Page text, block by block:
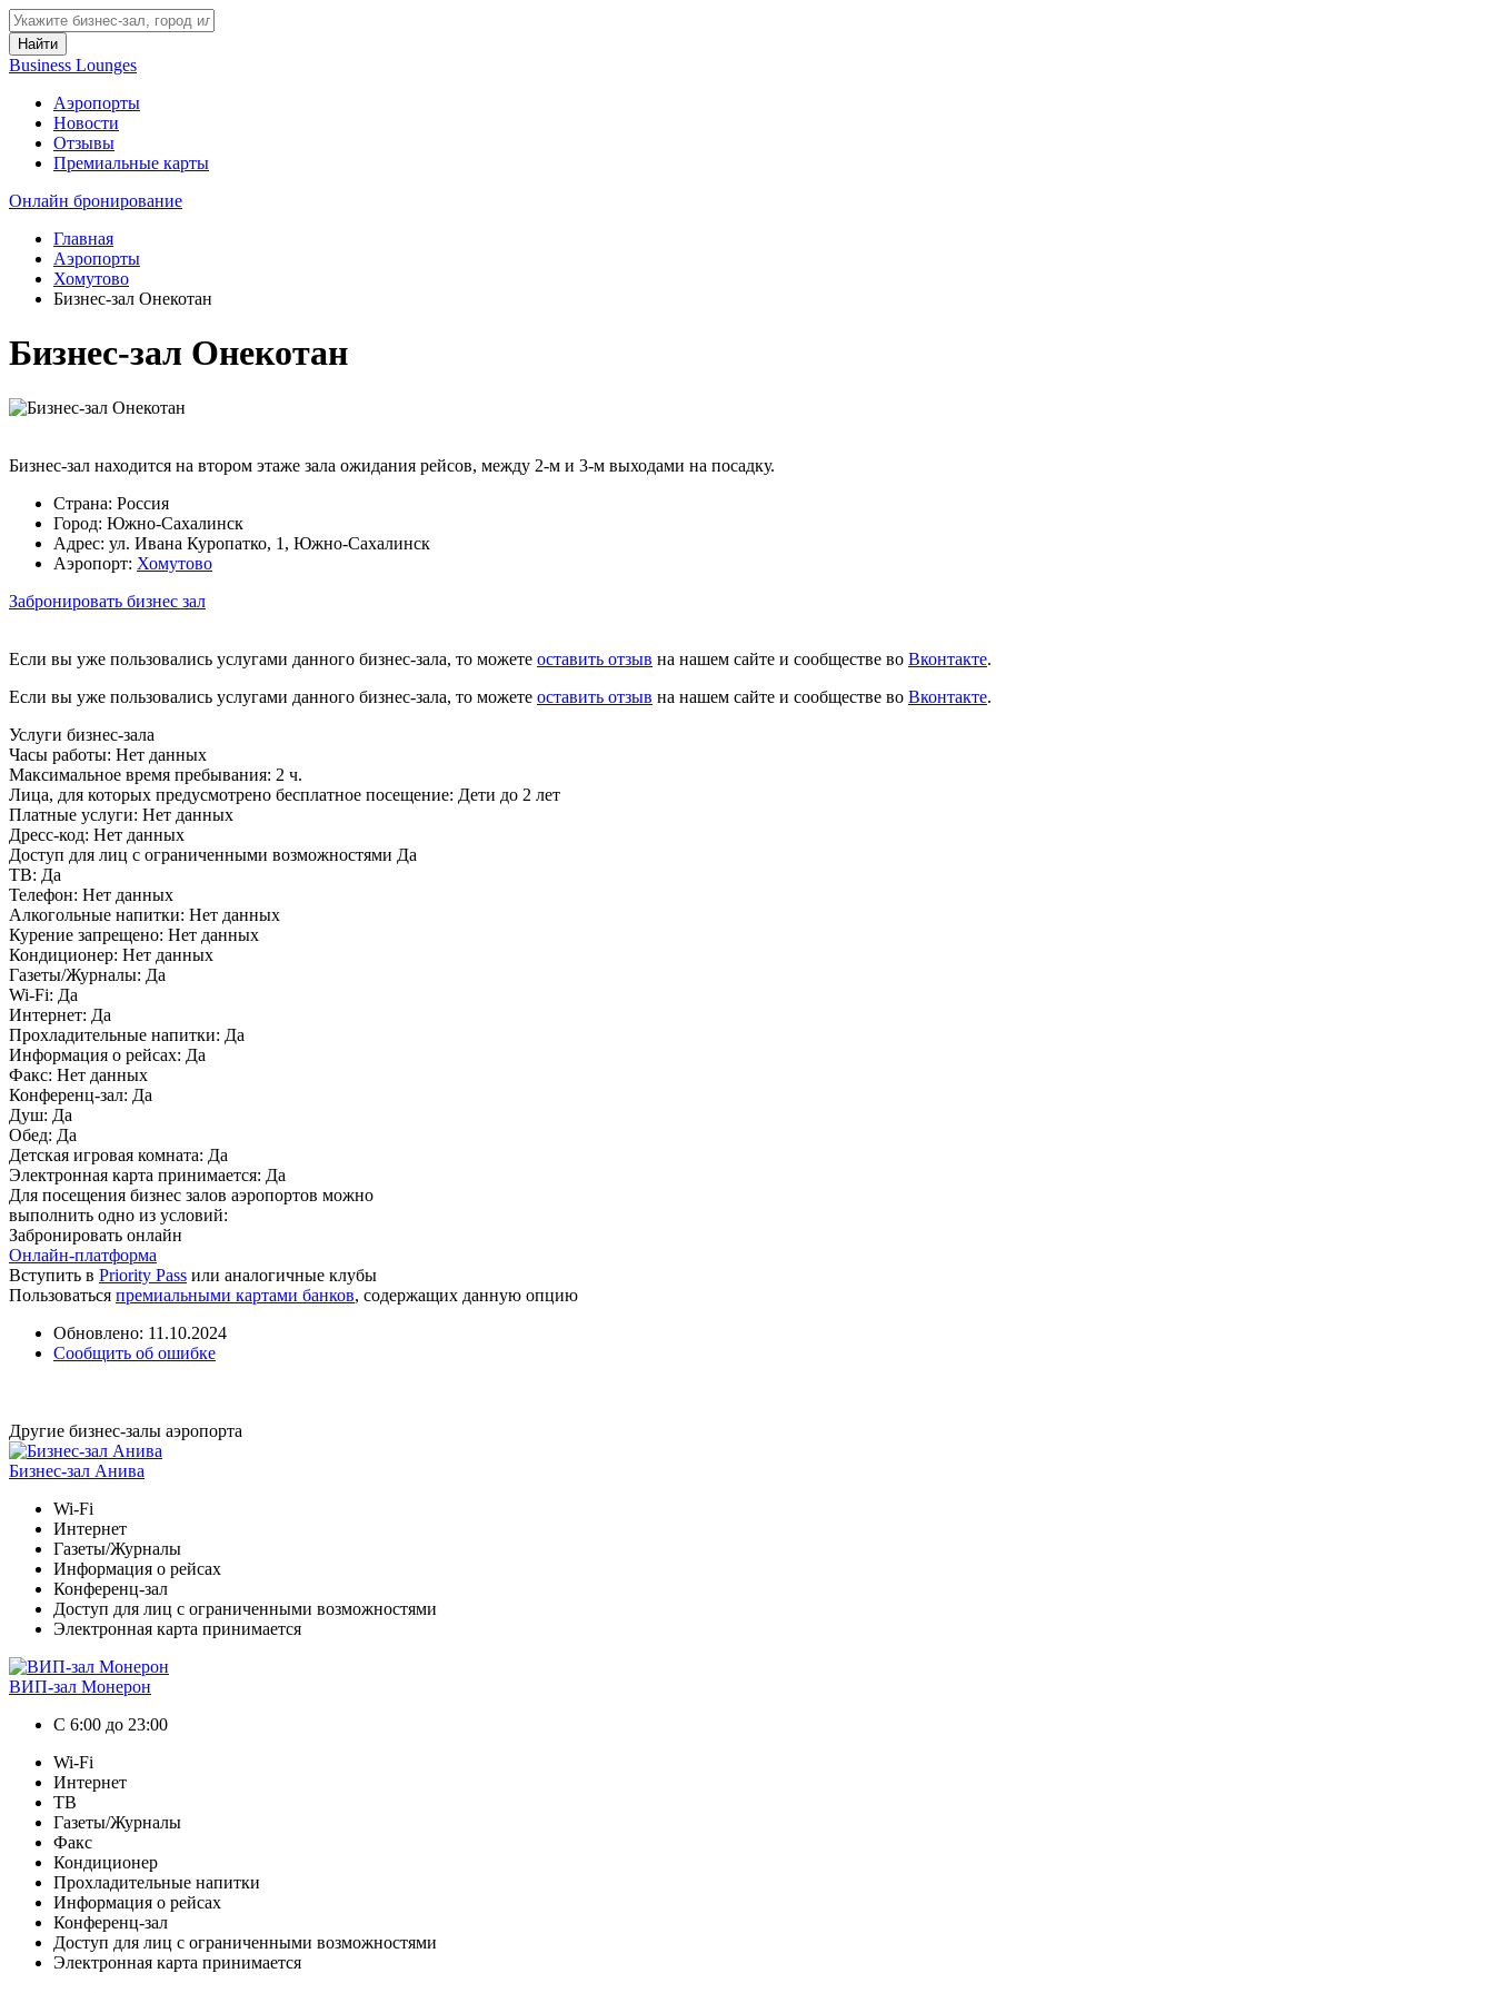
Найти
Business Lounges
Аэропорты
Новости
Отзывы
Премиальные карты
Онлайн бронирование
Главная
Аэропорты
Хомутово
Бизнес-зал Онекотан
Бизнес-зал Онекотан
Бизнес-зал находится на втором этаже зала ожидания рейсов, между 2-м и 3-м выходами на посадку.
Страна: Россия
Город: Южно-Сахалинск
Адрес: ул. Ивана Куропатко, 1, Южно-Сахалинск
Аэропорт: Хомутово
Забронировать бизнес зал
Если вы уже пользовались услугами данного бизнес-зала, то можете оставить отзыв на нашем сайте и сообществе во Вконтакте.
Если вы уже пользовались услугами данного бизнес-зала, то можете оставить отзыв на нашем сайте и сообществе во Вконтакте.
Услуги бизнес-зала
Часы работы: Нет данных
Максимальное время пребывания: 2 ч.
Лица, для которых предусмотрено бесплатное посещение: Дети до 2 лет
Платные услуги: Нет данных
Дресс-код: Нет данных
Доступ для лиц с ограниченными возможностями Да
ТВ: Да
Телефон: Нет данных
Алкогольные напитки: Нет данных
Курение запрещено: Нет данных
Кондиционер: Нет данных
Газеты/Журналы: Да
Wi-Fi: Да
Интернет: Да
Прохладительные напитки: Да
Информация о рейсах: Да
Факс: Нет данных
Конференц-зал: Да
Душ: Да
Обед: Да
Детская игровая комната: Да
Электронная карта принимается: Да
Для посещения бизнес залов аэропортов можно
выполнить одно из условий:
Забронировать онлайн
Онлайн-платформа
Вступить в Priority Pass или аналогичные клубы
Пользоваться премиальными картами банков, содержащих данную опцию
Обновлено: 11.10.2024
Сообщить об ошибке
Другие бизнес-залы аэропорта
Бизнес-зал Анива
Wi-Fi
Интернет
Газеты/Журналы
Информация о рейсах
Конференц-зал
Доступ для лиц с ограниченными возможностями
Электронная карта принимается
ВИП-зал Монерон
С 6:00 до 23:00
Wi-Fi
Интернет
ТВ
Газеты/Журналы
Факс
Кондиционер
Прохладительные напитки
Информация о рейсах
Конференц-зал
Доступ для лиц с ограниченными возможностями
Электронная карта принимается